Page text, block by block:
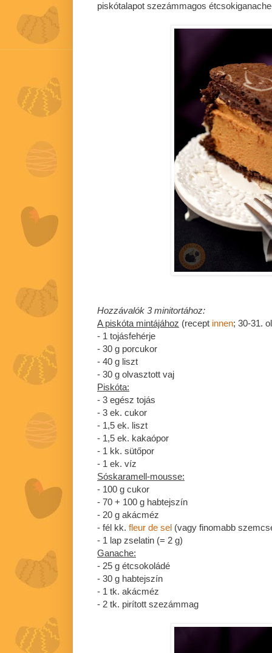
piskótalapot szezámmagos
Hozzávalók 3 minitortához:
A piskóta mintájához (recept innen; 30-31.
- 1 tojásfehérje
- 30 g porcukor
- 40 g liszt
- 30 g olvasztott vaj
Piskóta:
- 3 egész tojás
- 3 ek. cukor
- 1,5 ek. liszt
- 1,5 ek. kakaópor
- 1 kk. sütőpor
- 1 ek. víz
Sóskaramell-mousse:
- 100 g cukor
- 70 + 100 g habtejszín
- 20 g akácméz
- fél kk. fleur de sel (vagy finomabb
- 1 lap zselatin (= 2 g)
Ganache:
- 25 g étcsokoládé
- 30 g habtejszín
- 1 tk. akácméz
- 2 tk. pirított szezámmag